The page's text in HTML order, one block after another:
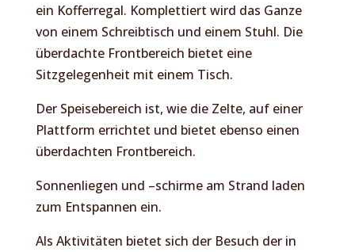
ein Kofferregal. Komplettiert wird das Ganze
von einem Schreibtisch und einem Stuhl. Die
überdachte Frontbereich bietet eine
Sitzgelegenheit mit einem Tisch.
Der Speisebereich ist, wie die Zelte, auf einer
Plattform errichtet und bietet ebenso einen
überdachten Frontbereich.
Sonnenliegen und –schirme am Strand laden
zum Entspannen ein.
Als Aktivitäten bietet sich der Besuch der in